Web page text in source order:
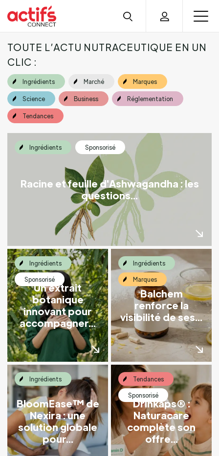
TOUTE L’ACTU NUTRACEUTIQUE EN UN
CLIC :
Ingrédients Marché Marques
Science Business Réglementation
Tendances
Ingrédients Sponsorisé
Racine et feuille d'Ashwagandha : les
questions...
Ingrédients
Sponsorisé
Un extrait
botanique
innovant pour
accompagner...
Ingrédients
Marques
Balchem
renforce la
visibilité de ses...
Ingrédients
BloomEase™ de
Nexira : une
solution globale
pour...
Tendances
Sponsorisé
Drinkaps® :
Naturacare
complète son
offre...